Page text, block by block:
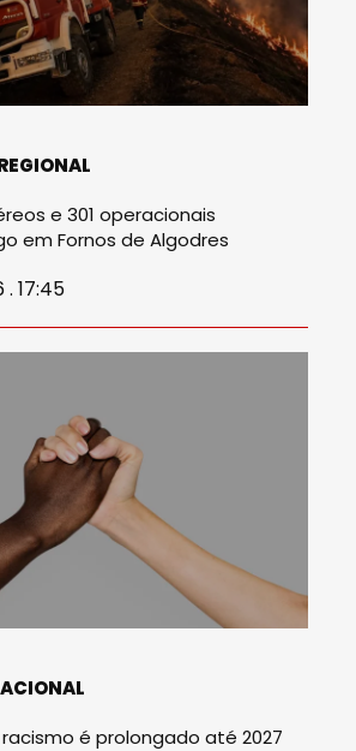
e 301 operacionais
em Fornos de Algodres
17:45
é prolongado até 2027